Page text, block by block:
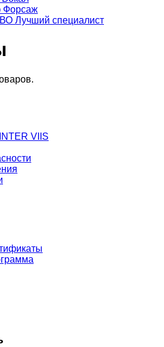
Форсаж
Лучший специалист
VIIS